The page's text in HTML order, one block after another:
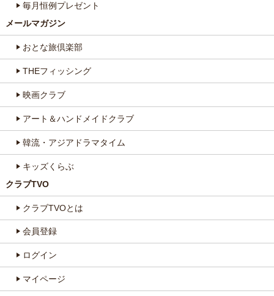
毎月恒例プレゼント
メールマガジン
おとな旅倶楽部
THEフィッシング
映画クラブ
アート＆ハンドメイドクラブ
韓流・アジアドラマタイム
キッズくらぶ
クラブTVO
クラブTVOとは
会員登録
ログイン
マイページ